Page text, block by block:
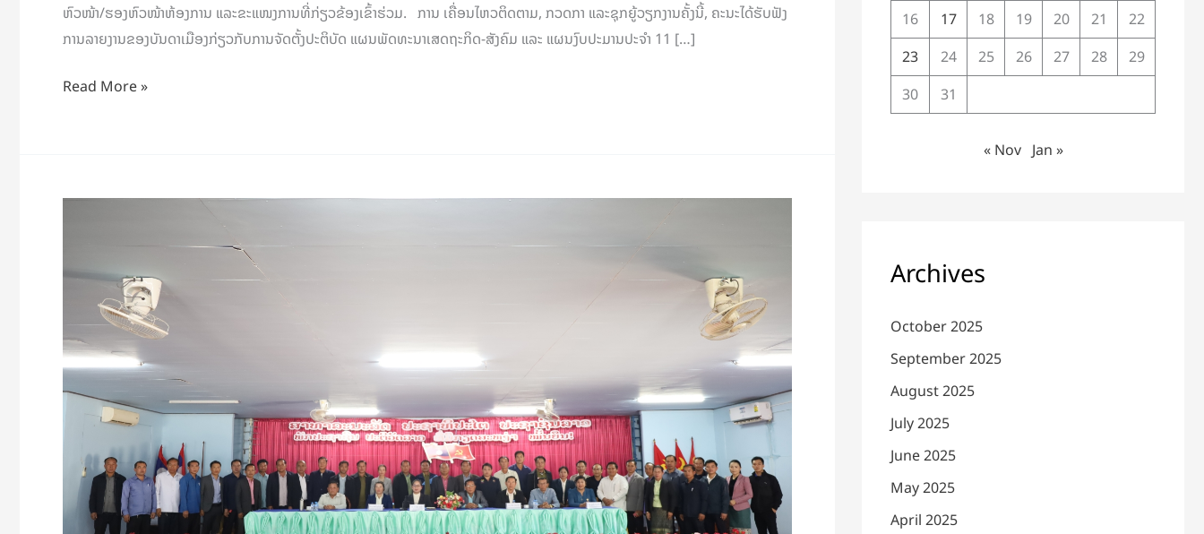
ຫົວໜ້າ/ຮອງຫົວໜ້າຫ້ອງການ ແລະຂະແໜງການທີ່ກ່ຽວຂ້ອງເຂົ້າຮ່ວມ. ການ ເຄື່ອນໄຫວຕິດຕາມ, ກວດກາ ແລະຊຸກຍູ້ວຽກງານຄັ້ງນີ້, ຄະນະໄດ້ຮັບຟັງ
ການລາຍງານຂອງບັນດາເມືອງກ່ຽວກັບການຈັດຕັ້ງປະຕິບັດ ແຜນພັດທະນາເສດຖະກິດ-ສັງຄົມ ແລະ ແຜນງົບປະມານປະຈໍາ 11 […]
Read More »
ມ່ວນ
ເຄື່ອນໄຫວ
ຕິດຕາມ,
ແລະ
ຊຸກຍູ້
16
17 18 19 20 21
22
23
24 25 26 27 28
29
30
31
« Nov Jan »
Archives
October 2025
September 2025
August 2025
July 2025
June 2025
May 2025
April 2025